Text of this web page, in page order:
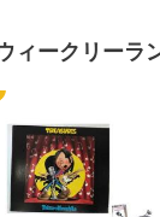
ィークリーラ